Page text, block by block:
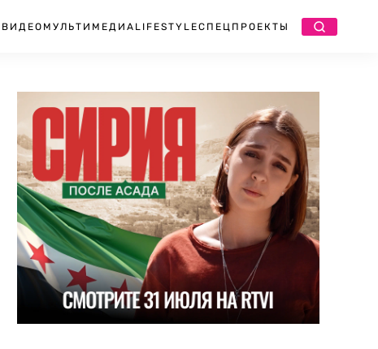
ВИДЕО МУЛЬТИМЕДИА LIFESTYLEСПЕЦПРОЕКТЫ